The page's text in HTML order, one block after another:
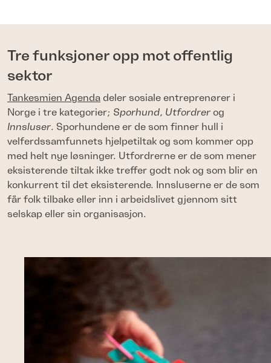
Tre funksjoner opp mot offentlig
sektor
Tankesmien Agenda deler sosiale entreprenører i
Norge i tre kategorier; Sporhund, Utfordrer og
Innsluser. Sporhundene er de som finner hull i
velferdssamfunnets hjelpetiltak og som kommer opp
med helt nye løsninger. Utfordrerne er de som mener
eksisterende tiltak ikke treffer godt nok og som blir en
konkurrent til det eksisterende. Innsluserne er de som
får folk tilbake eller inn i arbeidslivet gjennom sitt
selskap eller sin organisasjon.